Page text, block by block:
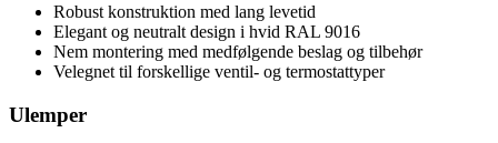
Robust konstruktion med lang levetid
Elegant og neutralt design i hvid RAL 9016
Nem montering med medfølgende beslag og tilbehør
Velegnet til forskellige ventil- og termostattyper
Ulemper